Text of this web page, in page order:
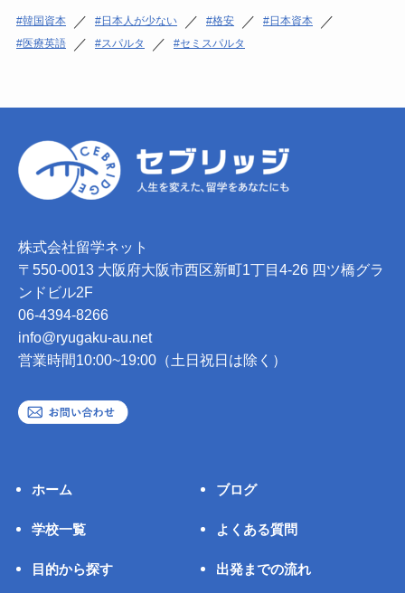
韓国資本 ／ 日本人が少ない ／ 格安 ／ 日本資本 ／
医療英語 ／ スパルタ ／ セミスパルタ
株式会社留学ネット
〒550-0013 大阪府大阪市西区新町1丁目4-26 四ツ橋グラ
ンドビル2F
06-4394-8266
info@ryugaku-au.net
営業時間10:00~19:00（土日祝日は除く）
ホーム
学校一覧
目的から探す
ブログ
よくある質問
出発までの流れ